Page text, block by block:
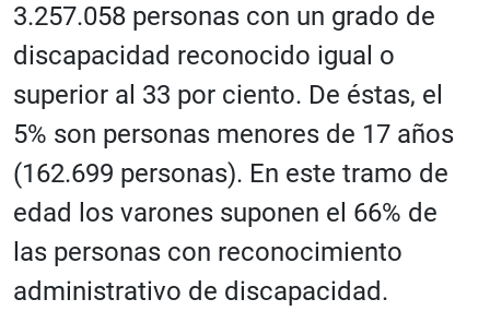
3.257.058 personas con un grado de
discapacidad reconocido igual o
superior al 33 por ciento. De éstas, el
5% son personas menores de 17 años
(162.699 personas). En este tramo de
edad los varones suponen el 66% de
las personas con reconocimiento
administrativo de discapacidad.